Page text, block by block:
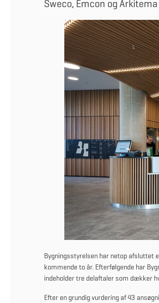
Sweco, Emcon og
Bygningsstyrelsen har netop afsluttet
kommende to år. Efterfølgende har
indeholder tre delaftaler som dækker
Efter en grundig vurdering af 43